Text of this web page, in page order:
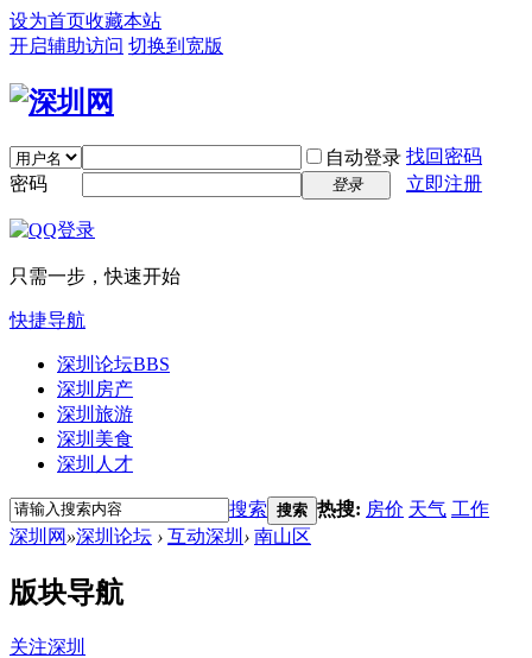
设为首页收藏本站
开启辅助访问 切换到宽版
自动登录 找回密码
密码
登录 立即注册
只需一步，快速开始
快捷导航
深圳论坛BBS
深圳房产
深圳旅游
深圳美食
深圳人才
搜索 搜索 热搜: 房价 天气 工作
深圳网 »深圳论坛 › 互动深圳 › 南山区
版块导航
关注深圳